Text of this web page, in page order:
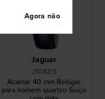
Jaguar
J1042/3
Acamar 40 mm Relógio
para homem quartzo Suíço
Agora não